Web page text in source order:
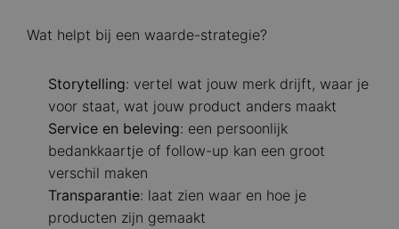
Wat helpt bij een waarde-strategie?
Storytelling: vertel wat jouw merk drijft, waar je
voor staat, wat jouw product anders maakt
Service en beleving: een persoonlijk
bedankkaartje of follow-up kan een groot
verschil maken
Transparantie: laat zien waar en hoe je
producten zijn gemaakt